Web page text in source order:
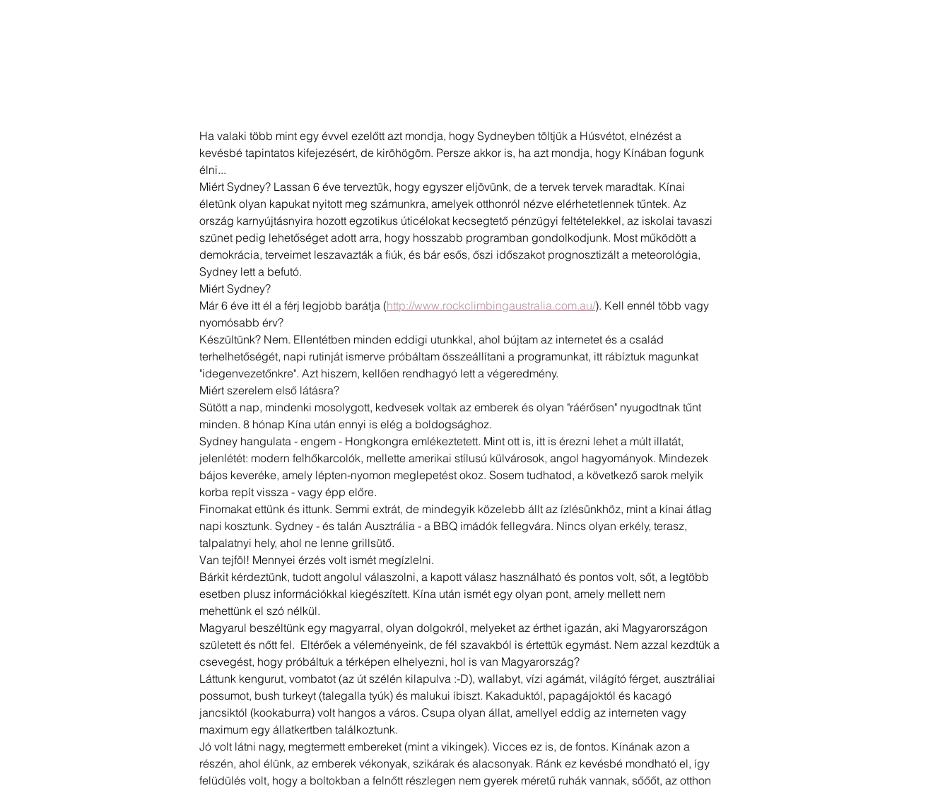
Ha valaki több mint egy évvel ezelőtt azt mondja, hogy Sydneyben töltjük a Húsvétot, elnézést a
kevésbé tapintatos kifejezésért, de kiröhögöm. Persze akkor is, ha azt mondja, hogy Kínában fogunk
élni...
Miért Sydney? Lassan 6 éve terveztük, hogy egyszer eljövünk, de a tervek tervek maradtak. Kínai
életünk olyan kapukat nyitott meg számunkra, amelyek otthonról nézve elérhetetlennek tűntek. Az
ország karnyújtásnyira hozott egzotikus úticélokat kecsegtető pénzügyi feltételekkel, az iskolai tavaszi
szünet pedig lehetőséget adott arra, hogy hosszabb programban gondolkodjunk. Most működött a
demokrácia, terveimet leszavazták a fiúk, és bár esős, őszi időszakot prognosztizált a meteorológia,
Sydney lett a befutó.
Miért Sydney?
Már 6 éve itt él a férj legjobb barátja (http://www.rockclimbingaustralia.com.au/). Kell ennél több vagy
nyomósabb érv?
Készültünk? Nem. Ellentétben minden eddigi utunkkal, ahol bújtam az internetet és a család
terhelhetőségét, napi rutinját ismerve próbáltam összeállítani a programunkat, itt rábíztuk magunkat
"idegenvezetőnkre". Azt hiszem, kellően rendhagyó lett a végeredmény.
Miért szerelem első látásra?
Sütött a nap, mindenki mosolygott, kedvesek voltak az emberek és olyan "ráérősen" nyugodtnak tűnt
minden. 8 hónap Kína után ennyi is elég a boldogsághoz.
Sydney hangulata - engem - Hongkongra emlékeztetett. Mint ott is, itt is érezni lehet a múlt illatát,
jelenlétét: modern felhőkarcolók, mellette amerikai stílusú külvárosok, angol hagyományok. Mindezek
bájos keveréke, amely lépten-nyomon meglepetést okoz. Sosem tudhatod, a következő sarok melyik
korba repít vissza - vagy épp előre.
Finomakat ettünk és ittunk. Semmi extrát, de mindegyik közelebb állt az ízlésünkhöz, mint a kínai átlag
napi kosztunk. Sydney - és talán Ausztrália - a BBQ imádók fellegvára. Nincs olyan erkély, terasz,
talpalatnyi hely, ahol ne lenne grillsütő.
Van tejföl! Mennyei érzés volt ismét megízlelni.
Bárkit kérdeztünk, tudott angolul válaszolni, a kapott válasz használható és pontos volt, sőt, a legtöbb
esetben plusz információkkal kiegészített. Kína után ismét egy olyan pont, amely mellett nem
mehettünk el szó nélkül.
Magyarul beszéltünk egy magyarral, olyan dolgokról, melyeket az érthet igazán, aki Magyarországon
született és nőtt fel.  Eltérőek a véleményeink, de fél szavakból is értettük egymást. Nem azzal kezdtük a
csevegést, hogy próbáltuk a térképen elhelyezni, hol is van Magyarország?
Láttunk kengurut, vombatot (az út szélén kilapulva :-D), wallabyt, vízi agámát, világító férget, ausztráliai
possumot, bush turkeyt (talegalla tyúk) és malukui íbiszt. Kakaduktól, papagájoktól és kacagó
jancsiktól (kookaburra) volt hangos a város. Csupa olyan állat, amellyel eddig az interneten vagy
maximum egy állatkertben találkoztunk.
Jó volt látni nagy, megtermett embereket (mint a vikingek). Vicces ez is, de fontos. Kínának azon a
részén, ahol élünk, az emberek vékonyak, szikárak és alacsonyak. Ránk ez kevésbé mondható el, így
felüdülés volt, hogy a boltokban a felnőtt részlegen nem gyerek méretű ruhák vannak, sőőőt, az otthon